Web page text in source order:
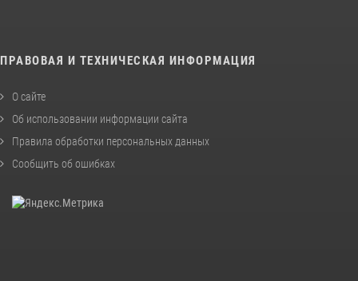
ПРАВОВАЯ И ТЕХНИЧЕСКАЯ ИНФОРМАЦИЯ
О сайте
Об использовании информации сайта
Правила обработки персональных данных
Сообщить об ошибках